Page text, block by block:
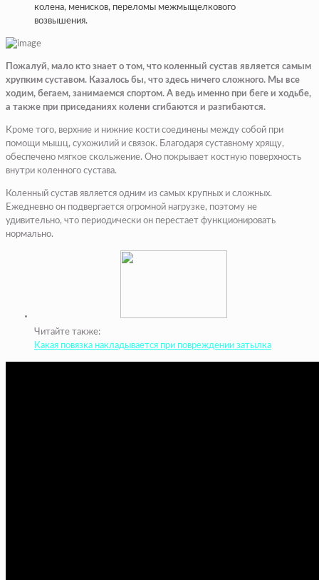
колена, менисков, переломы межмыщелкового
возвышения.
Пожалуй, мало кто знает о том, что коленный сустав является самым
хрупким суставом. Казалось бы, что здесь ничего сложного. Мы все
ходим, бегаем, занимаемся спортом. А ведь именно при беге и ходьбе,
а также при приседаниях колени сгибаются и разгибаются.
Кроме того, верхние и нижние кости соединены между собой при
помощи мышц, сухожилий и связок. Благодаря суставному хрящу,
обеспечено мягкое скольжение. Оно покрывает костную поверхность
внутри коленного сустава.
Коленный сустав является одним из самых крупных и сложных.
Ежедневно он подвергается огромной нагрузке, поэтому не
удивительно, что периодически он перестает функционировать
нормально.
Читайте также:
Какая повязка накладывается при повреждении затылка